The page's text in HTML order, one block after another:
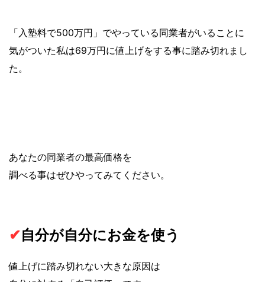
「入塾料で500万円」でやっている同業者がいることに
気がついた私は69万円に値上げをする事に踏み切れまし
た。
あなたの同業者の最高価格を
調べる事はぜひやってみてください。
✔︎自分が自分にお金を使う
値上げに踏み切れない大きな原因は